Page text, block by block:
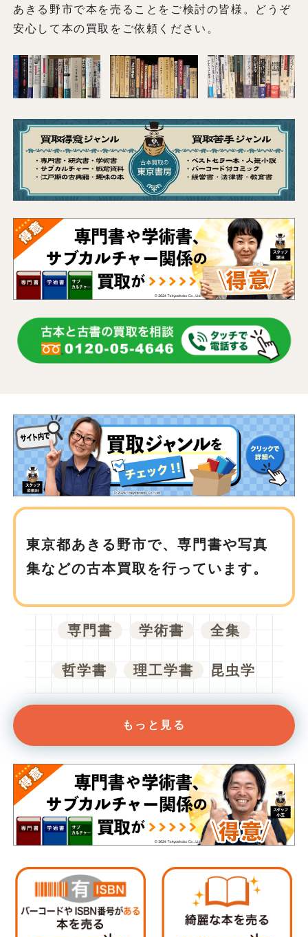
あきる野市で本を売ることをご検討の皆様。どうぞ
安心して本の買取をご依頼ください。
東京都あきる野市で、専門書や写真
集などの古本買取を行っています。
専門書 学術書 全集
哲学書 理工学書 昆虫学
もっと見る